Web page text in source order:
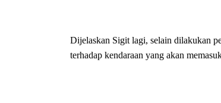
Dijelaskan Sigit lagi, selain dilakukan
terhadap kendaraan yang akan